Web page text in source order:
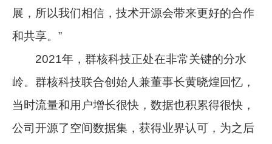
展，所以我们相信，技术开源会带来更好的合作
和共享。”
2021年，群核科技正处在非常关键的分水
岭。群核科技联合创始人兼董事长黄晓煌回忆，
当时流量和用户增长很快，数据也积累得很快，
公司开源了空间数据集，获得业界认可，为之后